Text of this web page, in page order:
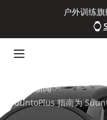
户外训练
新闻
SuuntoPlus 指南为